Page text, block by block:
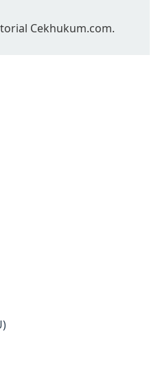
Cekhukum.com.